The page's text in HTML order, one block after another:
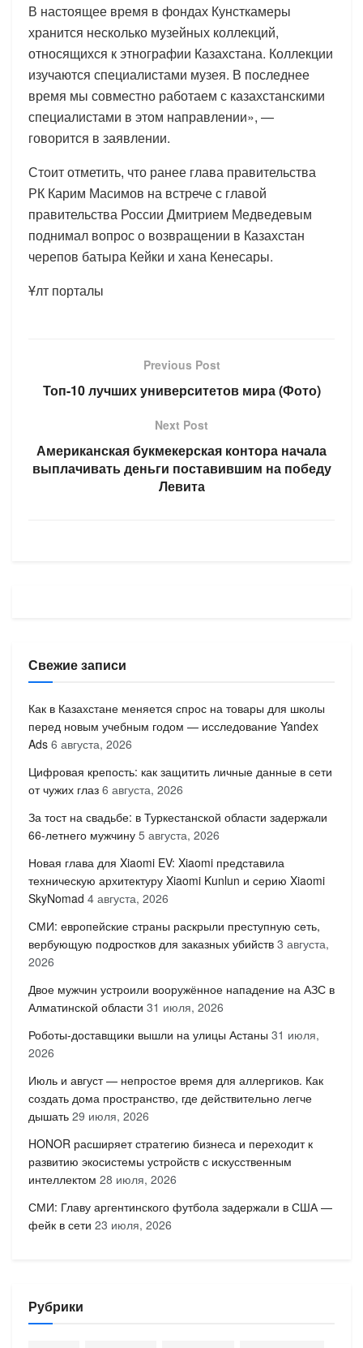
В настоящее время в фондах Кунсткамеры
хранится несколько музейных коллекций,
относящихся к этнографии Казахстана. Коллекции
изучаются специалистами музея. В последнее
время мы совместно работаем с казахстанскими
специалистами в этом направлении», —
говорится в заявлении.
Стоит отметить, что ранее глава правительства
РК Карим Масимов на встрече с главой
правительства России Дмитрием Медведевым
поднимал вопрос о возвращении в Казахстан
черепов батыра Кейки и хана Кенесары.
Ұлт порталы
Previous Post
Топ-10 лучших университетов мира (Фото)
Next Post
Американская букмекерская контора начала
выплачивать деньги поставившим на победу
Левита
Свежие записи
Как в Казахстане меняется спрос на товары для школы
перед новым учебным годом — исследование Yandex
Ads 6 августа, 2026
Цифровая крепость: как защитить личные данные в сети
от чужих глаз 6 августа, 2026
За тост на свадьбе: в Туркестанской области задержали
66-летнего мужчину 5 августа, 2026
Новая глава для Xiaomi EV: Xiaomi представила
техническую архитектуру Xiaomi Kunlun и серию Xiaomi
SkyNomad 4 августа, 2026
СМИ: европейские страны раскрыли преступную сеть,
вербующую подростков для заказных убийств 3 августа,
2026
Двое мужчин устроили вооружённое нападение на АЗС в
Алматинской области 31 июля, 2026
Роботы-доставщики вышли на улицы Астаны 31 июля,
2026
Июль и август — непростое время для аллергиков. Как
создать дома пространство, где действительно легче
дышать 29 июля, 2026
HONOR расширяет стратегию бизнеса и переходит к
развитию экосистемы устройств с искусственным
интеллектом 28 июля, 2026
СМИ: Главу аргентинского футбола задержали в США —
фейк в сети 23 июля, 2026
Рубрики